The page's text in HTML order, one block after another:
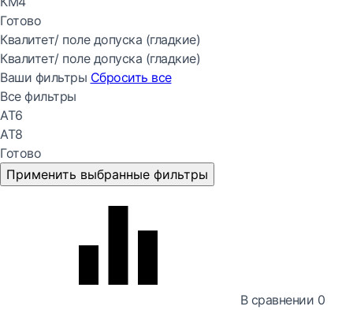
Готово
Квалитет/ поле допуска (гладкие)
Квалитет/ поле допуска (гладкие)
Ваши фильтры Сбросить все
Все фильтры
АТ6
АТ8
Готово
Применить выбранные фильтры
В сравнении 0